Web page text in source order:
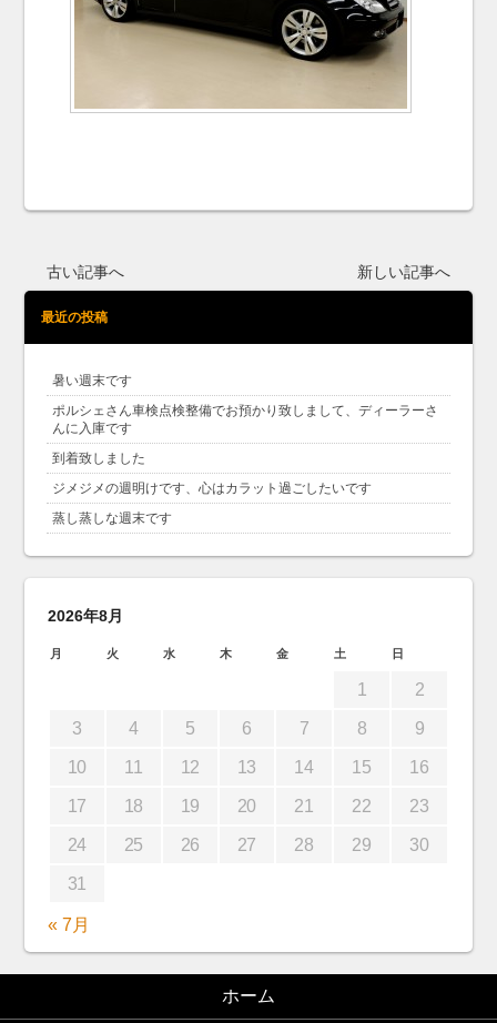
古い記事へ 新しい記事へ
最近の投稿
暑い週末です
ポルシェさん車検点検整備でお預かり致しまして、ディーラーさ
んに入庫です
到着致しました
ジメジメの週明けです、心はカラット過ごしたいです
蒸し蒸しな週末です
2026年8月
月 火 水 木 金 土 日
1 2
3 4 5 6 7 8 9
10 11 12 13 14 15 16
17 18 19 20 21 22 23
24 25 26 27 28 29 30
31
« 7月
ホーム